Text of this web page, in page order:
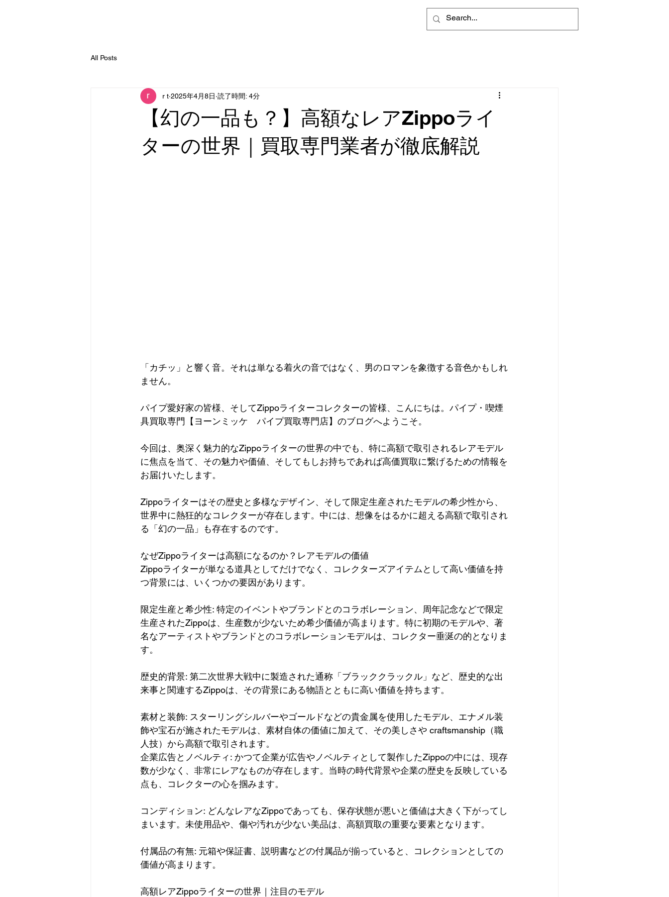
All Posts
【幻の一品も？】高額なレアZippoライ
ターの世界｜買取専門業者が徹底解説
r t 2025年4月8日 読了時間: 4分
「カチッ」と響く音。それは単なる着火の音ではなく、男のロマンを象徴する音色かもしれ
ません。
パイプ愛好家の皆様、そしてZippoライターコレクターの皆様、こんにちは。パイプ・喫煙
具買取専門【ヨーンミッケ　パイプ買取専門店】のブログへようこそ。
今回は、奥深く魅力的なZippoライターの世界の中でも、特に高額で取引されるレアモデル
に焦点を当て、その魅力や価値、そしてもしお持ちであれば高価買取に繋げるための情報を
お届けいたします。
Zippoライターはその歴史と多様なデザイン、そして限定生産されたモデルの希少性から、
世界中に熱狂的なコレクターが存在します。中には、想像をはるかに超える高額で取引され
る「幻の一品」も存在するのです。
なぜZippoライターは高額になるのか？レアモデルの価値
Zippoライターが単なる道具としてだけでなく、コレクターズアイテムとして高い価値を持
つ背景には、いくつかの要因があります。
限定生産と希少性: 特定のイベントやブランドとのコラボレーション、周年記念などで限定
生産されたZippoは、生産数が少ないため希少価値が高まります。特に初期のモデルや、著
名なアーティストやブランドとのコラボレーションモデルは、コレクター垂涎の的となりま
す。
歴史的背景: 第二次世界大戦中に製造された通称「ブラッククラックル」など、歴史的な出
来事と関連するZippoは、その背景にある物語とともに高い価値を持ちます。
素材と装飾: スターリングシルバーやゴールドなどの貴金属を使用したモデル、エナメル装
飾や宝石が施されたモデルは、素材自体の価値に加えて、その美しさや craftsmanship（職
人技）から高額で取引されます。
企業広告とノベルティ: かつて企業が広告やノベルティとして製作したZippoの中には、現存
数が少なく、非常にレアなものが存在します。当時の時代背景や企業の歴史を反映している
点も、コレクターの心を掴みます。
コンディション: どんなレアなZippoであっても、保存状態が悪いと価値は大きく下がってし
まいます。未使用品や、傷や汚れが少ない美品は、高額買取の重要な要素となります。
付属品の有無: 元箱や保証書、説明書などの付属品が揃っていると、コレクションとしての
価値が高まります。
高額レアZippoライターの世界｜注目のモデル